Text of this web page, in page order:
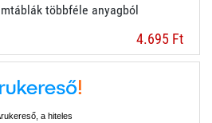
többféle anyagból
4.695 Ft
a hiteles